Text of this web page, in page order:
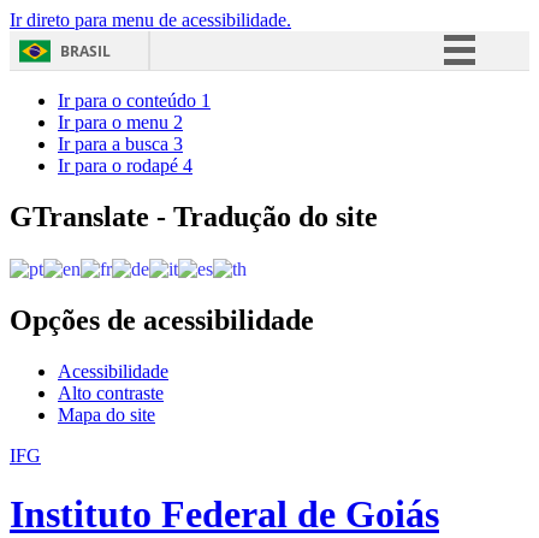
Ir direto para menu de acessibilidade.
BRASIL
Acesso à informação
Ir para o conteúdo 1
Ir para o menu 2
Ir para a busca 3
Ir para o rodapé 4
GTranslate - Tradução do site
Opções de acessibilidade
Acessibilidade
Alto contraste
Mapa do site
IFG
Instituto Federal de Goiás